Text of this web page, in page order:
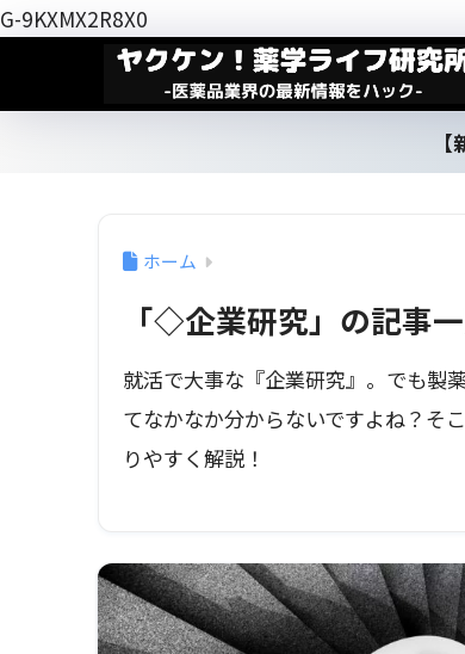
G-9KXMX2R8X0
ホーム
「◇企業研究」の記事
就活で大事な『企業研究』。でも製
てなかなか分からないですよね？そ
りやすく解説！